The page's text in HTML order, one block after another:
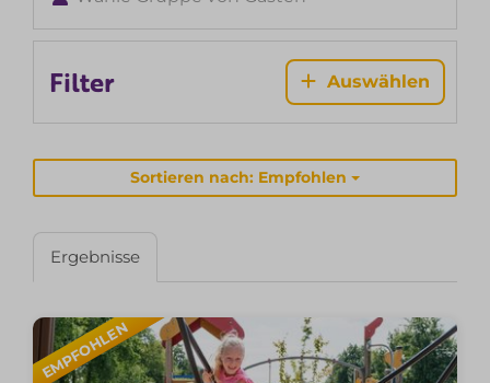
Filter Auswählen
Sortieren nach: Empfohlen
Ergebnisse
EMPFOHLEN